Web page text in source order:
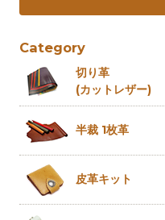
Category
切り革
(カットレザー)
半裁 1枚革
皮革キット